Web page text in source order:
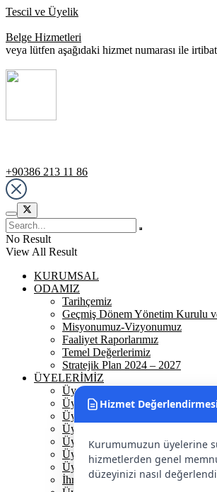
Tescil ve Üyelik
Belge Hizmetleri
veya lütfen aşağıdaki hizmet numarası ile
+90386 213 11 86
Hizmet
Kurumumuzun üyelerine
hizmetlerden genel
düzeyinizi nasıl
No Result
View All Result
KURUMSAL
ODAMIZ
Tarihçemiz
Geçmiş Dönem Yönetim Kurulu
Misyonumuz-Vizyonumuz
Faaliyet Raporlarımız
Temel Değerlerimiz
Stratejik Plan 2024 – 2027
ÜYELERİMİZ
Üyelerimiz
Üyelik
Üyelik Ön Başvuru
Üyelik Avantajlarımız
Üye Danışmanına Sor
Üye Sorumluluklarımız
Üye Bilgi Güncelleme Formu
İhracat Danışmanına Sor